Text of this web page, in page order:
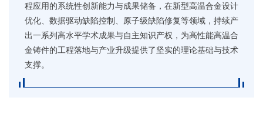
程应用的系统性创新能力与成果储备，在新型高温合金设计
优化、数据驱动缺陷控制、原子级缺陷修复等领域，持续产
出一系列高水平学术成果与自主知识产权，为高性能高温合
金铸件的工程落地与产业升级提供了坚实的理论基础与技术
支撑。